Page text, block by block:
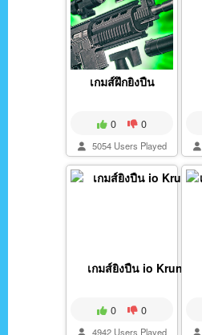
เกมส์ฝึกยิงปืน
0 0
5054 Users Played
เกมส์ยิงปืน io Krunk...
0 0
4942 Users Played